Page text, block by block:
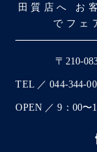
田質店へ お
でフェ
〒210-
TEL ／ 044-344-
OPEN ／ 9：00〜